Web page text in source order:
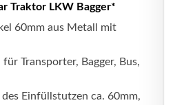
Traktor LKW Bagger*
60mm aus Metall mit
Transporter, Bagger, Bus,
des Einfüllstutzen ca. 60mm,